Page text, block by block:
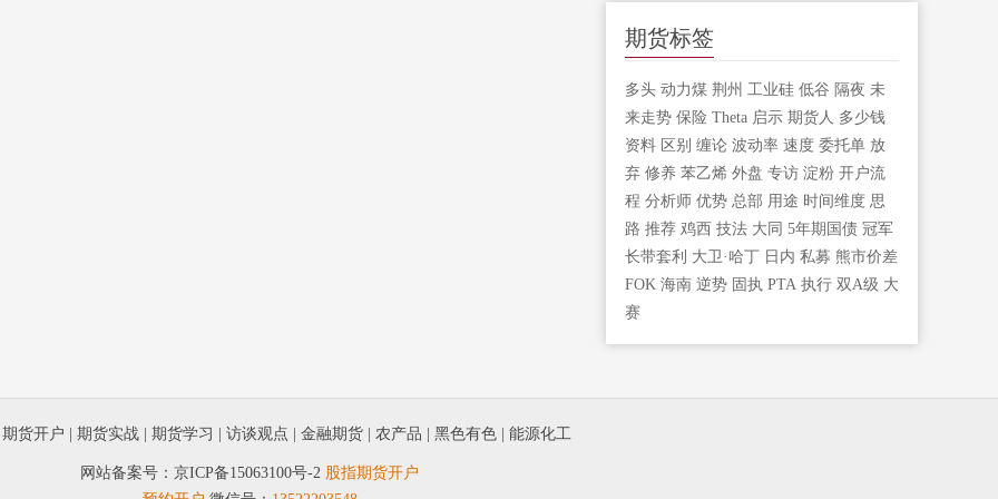
期货标签
多头 动力煤 荆州 工业硅 低谷 隔夜 未
来走势 保险 Theta 启示 期货人 多少钱
资料 区别 缠论 波动率 速度 委托单 放
弃 修养 苯乙烯 外盘 专访 淀粉 开户流
程 分析师 优势 总部 用途 时间维度 思
路 推荐 鸡西 技法 大同 5年期国债 冠军
长带套利 大卫·哈丁 日内 私募 熊市价差
FOK 海南 逆势 固执 PTA 执行 双A级 大
赛
期货开户 期货实战 期货学习 访谈观点 金融期货 农产品 黑色有色 能源化工
网站备案号： 京ICP备15063100号-2 股指期货开户